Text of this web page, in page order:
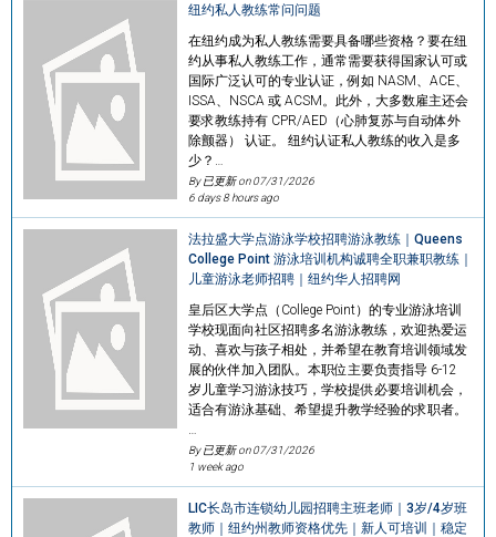
纽约私人教练常问问题
在纽约成为私人教练需要具备哪些资格？要在纽
约从事私人教练工作，通常需要获得国家认可或
国际广泛认可的专业认证，例如 NASM、ACE、
ISSA、NSCA 或 ACSM。此外，大多数雇主还会
要求教练持有 CPR/AED（心肺复苏与自动体外
除颤器） 认证。 纽约认证私人教练的收入是多
少？…
By 已更新 on07/31/2026
6 days 8 hours ago
法拉盛大学点游泳学校招聘游泳教练｜Queens
College Point 游泳培训机构诚聘全职兼职教练｜
儿童游泳老师招聘｜纽约华人招聘网
皇后区大学点（College Point）的专业游泳培训
学校现面向社区招聘多名游泳教练，欢迎热爱运
动、喜欢与孩子相处，并希望在教育培训领域发
展的伙伴加入团队。本职位主要负责指导 6-12
岁儿童学习游泳技巧，学校提供必要培训机会，
适合有游泳基础、希望提升教学经验的求职者。
By 已更新 on07/31/2026
1 week ago
LIC长岛市连锁幼儿园招聘主班老师｜3岁/4岁班
教师｜纽约州教师资格优先｜新人可培训｜稳定